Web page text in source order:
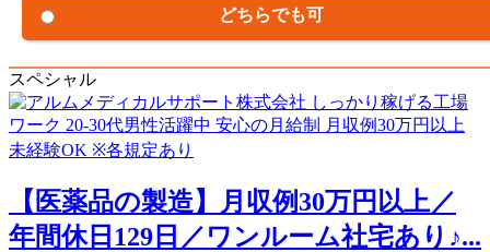
どちらでも可
スペシャル
【医薬品の製造】月収例30万円以上／
年間休日129日／ワンルーム社宅あり♪...